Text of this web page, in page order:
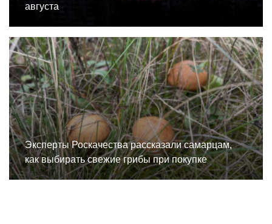
августа
Эксперты Роскачества рассказали самарцам,
как выбирать свежие грибы при покупке